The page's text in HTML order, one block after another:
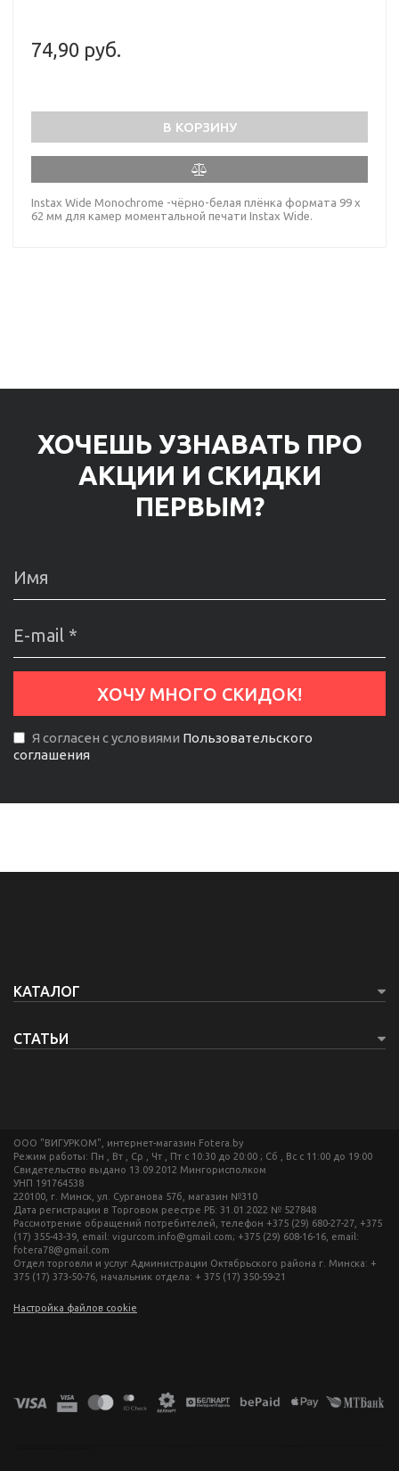
74,90 руб.
В КОРЗИНУ
Instax Wide Monochrome -чёрно-белая плёнка формата 99 x
62 мм для камер моментальной печати Instax Wide.
ХОЧЕШЬ УЗНАВАТЬ ПРО
АКЦИИ И СКИДКИ
ПЕРВЫМ?
Я согласен с условиями Пользовательского
соглашения
КАТАЛОГ
СТАТЬИ
ООО "ВИГУРКОМ", интернет-магазин Fotera.by
Режим работы: Пн , Вт , Ср , Чт , Пт c 10:30 до 20:00 ; Сб , Вс c 11:00 до 19:00
Свидетельство выдано 13.09.2012 Мингорисполком
УНП 191764538
220100, г. Минск, ул. Сурганова 57б, магазин №310
Дата регистрации в Торговом реестре РБ: 31.01.2022 № 527848
Рассмотрение обращений потребителей, телефон +375 (29) 680-27-27, +375
(17) 355-43-39, email: vigurcom.info@gmail.com; +375 (29) 608-16-16, email:
fotera78@gmail.com
Отдел торговли и услуг Администрации Октябрьского района г. Минска: +
375 (17) 373-50-76, начальник отдела: + 375 (17) 350-59-21
Настройка файлов cookie